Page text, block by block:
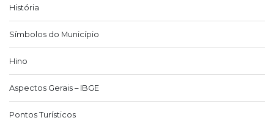
História
Símbolos do Município
Hino
Aspectos Gerais – IBGE
Pontos Turísticos